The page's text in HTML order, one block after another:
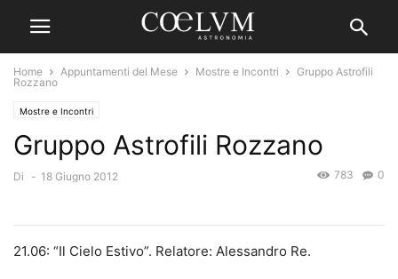
Home Appuntamenti del Mese Mostre e Incontri
Gruppo Astrofili
Rozzano
Mostre e Incontri
Gruppo Astrofili Rozzano
Di - 18 Giugno 2012 0
783
21.06: “Il Cielo Estivo”. Relatore: Alessandro Re.